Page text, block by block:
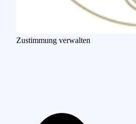
Zustimmung verwalten